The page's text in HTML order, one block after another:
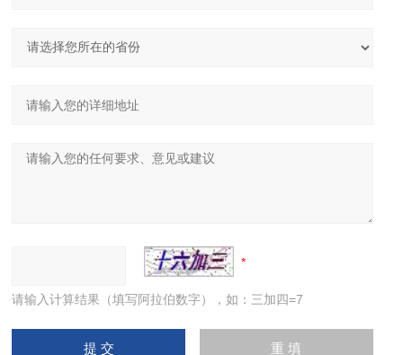
请输入计算结果（填写阿拉伯数字），如：三加四=7